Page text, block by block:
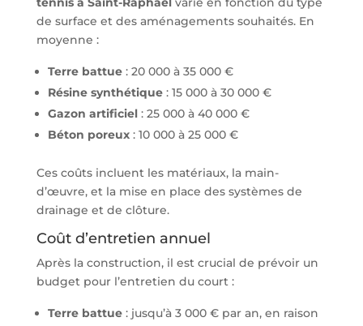
de surface et des aménagements souhaités. En
moyenne :
Terre battue: 20 000 à 35 000 €
Résine synthétique: 15 000 à 30 000 €
Gazon artificiel : 25 000 à 40 000 €
Béton poreux: 10 000 à 25 000 €
Ces coûts incluent les matériaux, la main-
d’œuvre, et la mise en place des systèmes de
drainage et de clôture.
Coût d’entretien annuel
Après la construction, il est crucial de prévoir un
budget pour l’entretien du court :
Terre battue: jusqu’à 3 000 € par an, en raison